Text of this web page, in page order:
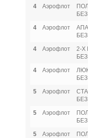
4
Аэрофлот
4
Аэрофлот
4
Аэрофлот
2-Х
4
Аэрофлот
5
Аэрофлот
5
Аэрофлот
5
Аэрофлот